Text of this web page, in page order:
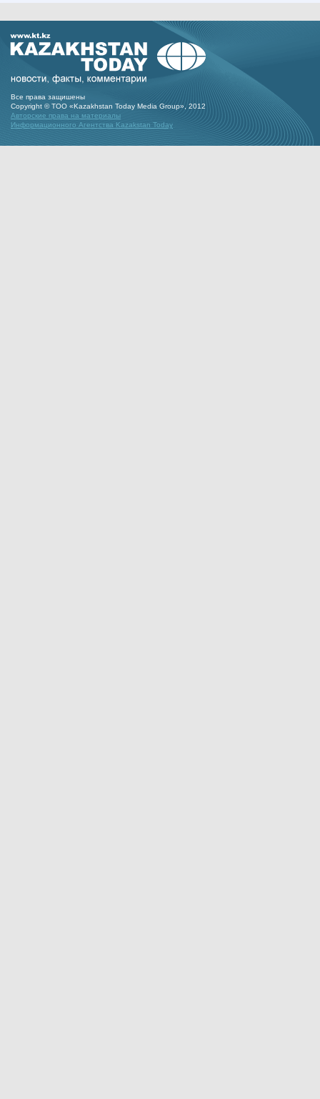
Все права защишены
Copyright © ТОО «Kazakhstan Today Media Group», 2012
Авторские права на материалы
Информационного Агентства Kazakstan Today